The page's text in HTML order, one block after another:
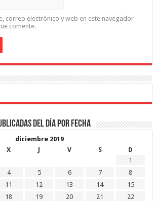
correo electrónico y web en este navegador
comente.
del día por fecha
diciembre 2019
X J V S
D
1
4 5 6 7
8
11 12 13 14
15
18 19 20 21
22